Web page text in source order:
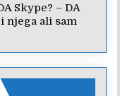
Skype? – DA
njega ali sam